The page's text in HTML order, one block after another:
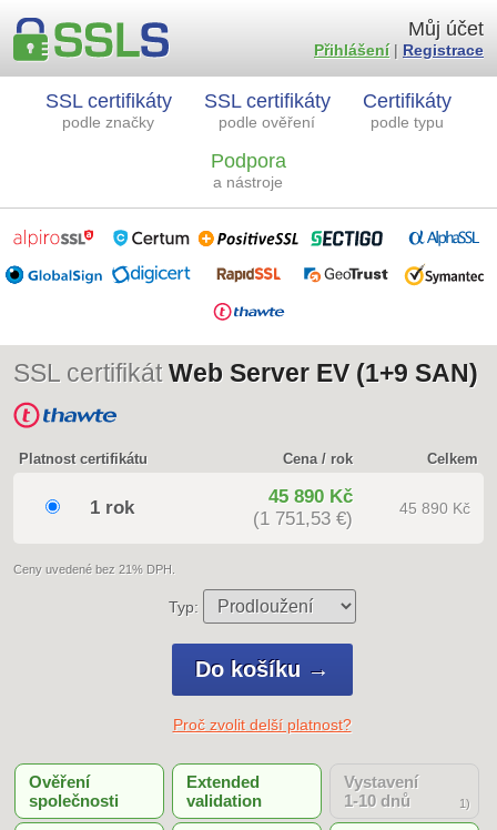
SSL certifikáty
podle značky
SSL certifikáty
podle ověření
Certifikáty
podle typu
Podpora
a nástroje
Můj účet
Přihlášení| Registrace
SSL certifikátWeb Server EV (1+9 SAN)
Platnost certifikátu Cena / rok Celkem
1 rok
45 890 Kč
(1 751,53 €)
45 890 Kč
Ceny uvedené bez 21% DPH.
Typ:
Proč zvolit delší platnost?
Ověření
společnosti
Extended
validation
Vystavení
1-10 dnů
1)